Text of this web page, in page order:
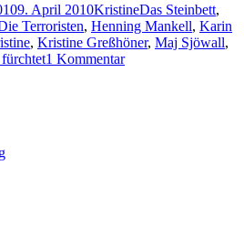
9. April 2010KristineDas Steinbett,
Terroristen, Henning Mankell, Karin
, Kristine Greßhöner, Maj Sjöwall,
1 Kommentarzu